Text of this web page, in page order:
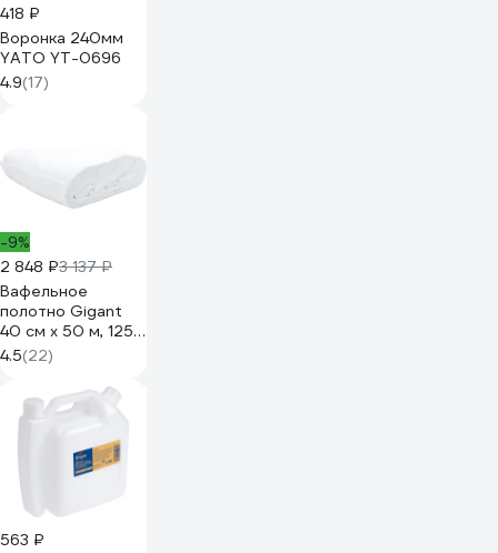
418 ₽
Воронка 240мм
YATO YT-0696
4.9(17)
-9%
2 848 ₽3 137 ₽
Вафельное
полотно Gigant
40 см х 50 м, 125
г/м2 GVL-200
4.5(22)
563 ₽